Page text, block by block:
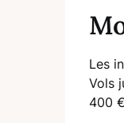
Les
Vols
400